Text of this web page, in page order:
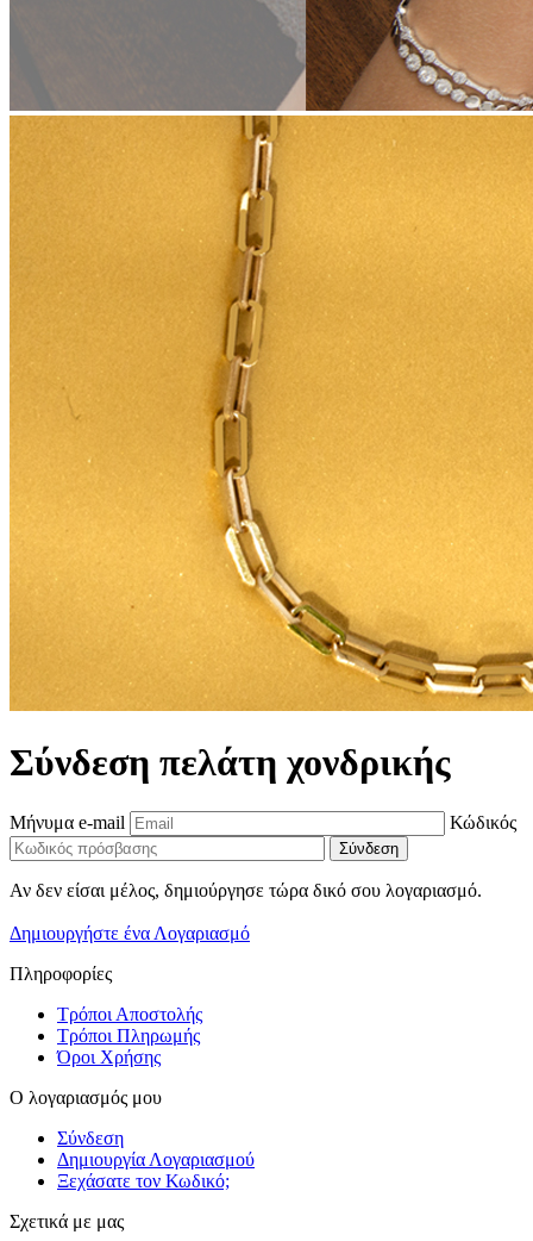
Σύνδεση πελάτη χονδρικής
Μήνυμα e-mail Κώδικός
Αν δεν είσαι μέλος, δημιούργησε τώρα δικό σου λογαριασμό.
Δημιουργήστε ένα Λογαριασμό
Πληροφορίες
Τρόποι Αποστολής
Τρόποι Πληρωμής
Όροι Χρήσης
Ο λογαριασμός μου
Σύνδεση
Δημιουργία Λογαριασμού
Ξεχάσατε τον Κωδικό;
Σχετικά με μας